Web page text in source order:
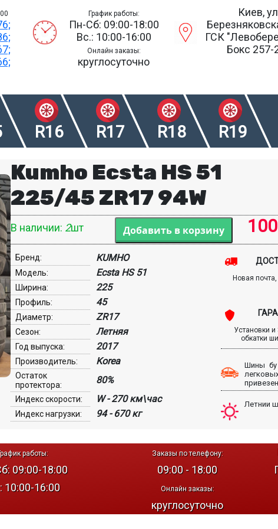
График работы:
Пн-Сб: 09:00-18:00
Вс.: 10:00-16:00
Онлайн заказы:
круглосуточно
Киев,
ГСК
Бокс 257-
R16 R17 R18 R19
Kumho Ecsta HS 51
225/45 ZR17 94W
В наличии: 2шт
Бренд: KUMHO
Модель: Ecsta HS 51
Ширина: 225
Профиль: 45
Диаметр: ZR17
Сезон: Летняя
Год выпуска: 2017
Производитель: Korea
Остаток
протектора:
80%
Индекс скорости: W - 270 км\час
Индекс нагрузки: 94 - 670 кг
Новая
Установки и
обкатки
Шины бу
Летнии
работы:
09:00-18:00
10:00-16:00
Заказы по телефону:
09:00 - 18:00
Онлайн заказы:
круглосуточно